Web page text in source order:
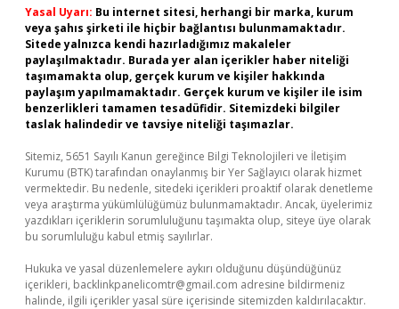
Yasal Uyarı: Bu internet sitesi, herhangi bir marka, kurum
veya şahıs şirketi ile hiçbir bağlantısı bulunmamaktadır.
Sitede yalnızca kendi hazırladığımız makaleler
paylaşılmaktadır. Burada yer alan içerikler haber niteliği
taşımamakta olup, gerçek kurum ve kişiler hakkında
paylaşım yapılmamaktadır. Gerçek kurum ve kişiler ile isim
benzerlikleri tamamen tesadüfidir. Sitemizdeki bilgiler
taslak halindedir ve tavsiye niteliği taşımazlar.
Sitemiz, 5651 Sayılı Kanun gereğince Bilgi Teknolojileri ve İletişim
Kurumu (BTK) tarafından onaylanmış bir Yer Sağlayıcı olarak hizmet
vermektedir. Bu nedenle, sitedeki içerikleri proaktif olarak denetleme
veya araştırma yükümlülüğümüz bulunmamaktadır. Ancak, üyelerimiz
yazdıkları içeriklerin sorumluluğunu taşımakta olup, siteye üye olarak
bu sorumluluğu kabul etmiş sayılırlar.
Hukuka ve yasal düzenlemelere aykırı olduğunu düşündüğünüz
içerikleri, backlinkpanelicomtr@gmail.com adresine bildirmeniz
halinde, ilgili içerikler yasal süre içerisinde sitemizden kaldırılacaktır.